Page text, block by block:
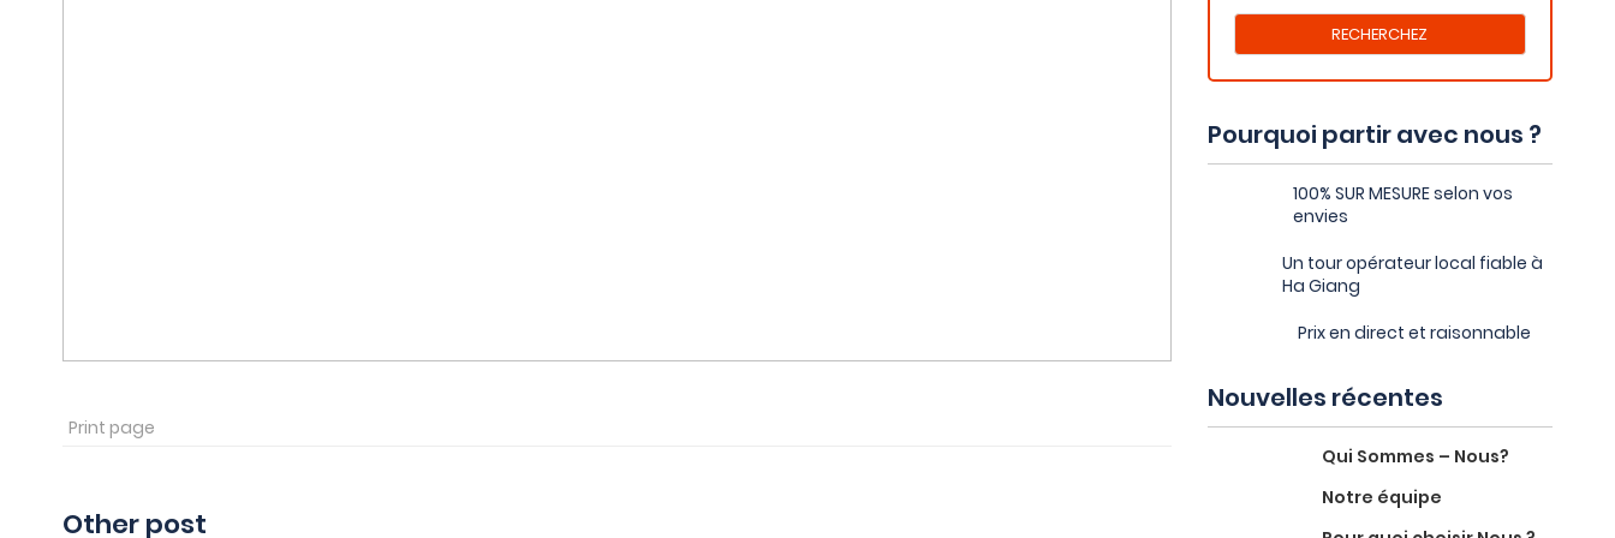
Print page
Other post
Pourquoi partir avec nous ?
100% SUR MESURE selon vos
envies
Un tour opérateur local fiable à
Ha Giang
Prix en direct et raisonnable
Nouvelles récentes
Qui Sommes – Nous?
Notre équipe